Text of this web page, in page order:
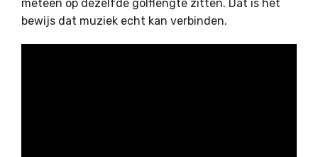
meteen op dezelfde golflengte zitten. Dat is het
bewijs dat muziek echt kan verbinden.